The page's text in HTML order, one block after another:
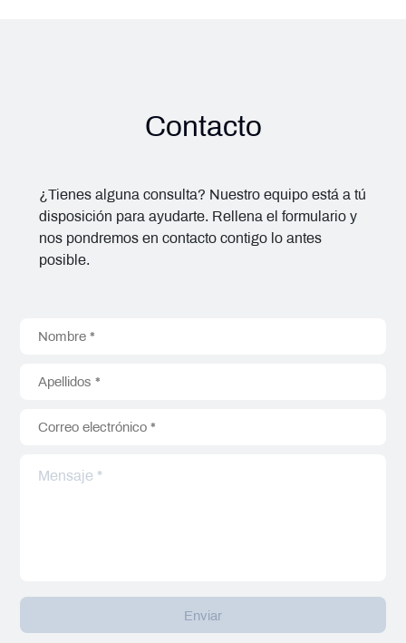
Contacto
¿Tienes alguna consulta? Nuestro equipo está a tú
disposición para ayudarte. Rellena el formulario y
nos pondremos en contacto contigo lo antes
posible.